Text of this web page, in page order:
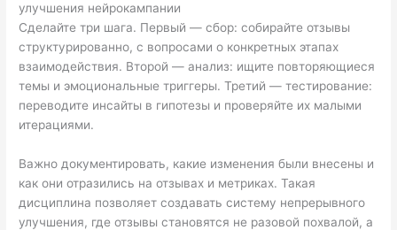
улучшения нейрокампании
Сделайте три шага. Первый — сбор: собирайте отзывы
структурированно, с вопросами о конкретных этапах
взаимодействия. Второй — анализ: ищите повторяющиеся
темы и эмоциональные триггеры. Третий — тестирование:
переводите инсайты в гипотезы и проверяйте их малыми
итерациями.
Важно документировать, какие изменения были внесены и
как они отразились на отзывах и метриках. Такая
дисциплина позволяет создавать систему непрерывного
улучшения, где отзывы становятся не разовой похвалой, а